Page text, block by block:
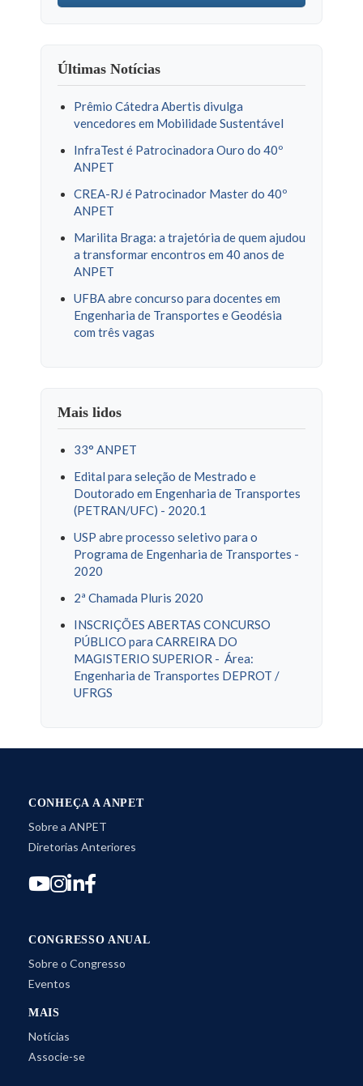
Últimas Notícias
Prêmio Cátedra Abertis divulga
vencedores em Mobilidade Sustentável
InfraTest é Patrocinadora Ouro do 40º
ANPET
CREA-RJ é Patrocinador Master do 40º
ANPET
Marilita Braga: a trajetória de quem ajudou
a transformar encontros em 40 anos de
ANPET
UFBA abre concurso para docentes em
Engenharia de Transportes e Geodésia
com três vagas
Mais lidos
33° ANPET
Edital para seleção de Mestrado e
Doutorado em Engenharia de Transportes
(PETRAN/UFC) - 2020.1
USP abre processo seletivo para o
Programa de Engenharia de Transportes -
2020
2ª Chamada Pluris 2020
INSCRIÇÕES ABERTAS CONCURSO
PÚBLICO para CARREIRA DO
MAGISTERIO SUPERIOR - Área:
Engenharia de Transportes DEPROT /
UFRGS
CONHEÇA A ANPET
Sobre a ANPET
Diretorias Anteriores
CONGRESSO ANUAL
Sobre o Congresso
Eventos
MAIS
Notícias
Associe-se